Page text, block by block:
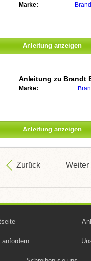
Marke:
Anleitung anzeigen
Anleitung zu Brandt
Marke:
Anleitung anzeigen
Zurück Weiter
anfordern